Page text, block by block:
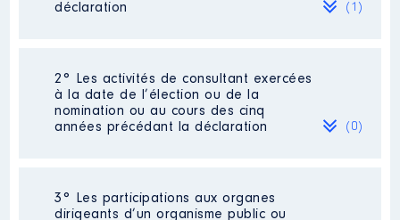
déclaration
(1)
Description
: Enseignant-
Chercheur
Commentaire : Départ à la
retraite le 31 décembre 2021
supérieur et de la recherche) │
2° Les activités de consultant exercées
à la date de l’élection ou de la
nomination ou au cours des cinq
années précédant la déclaration
(0)
Néant
3° Les participations aux organes
dirigeants d’un organisme public ou